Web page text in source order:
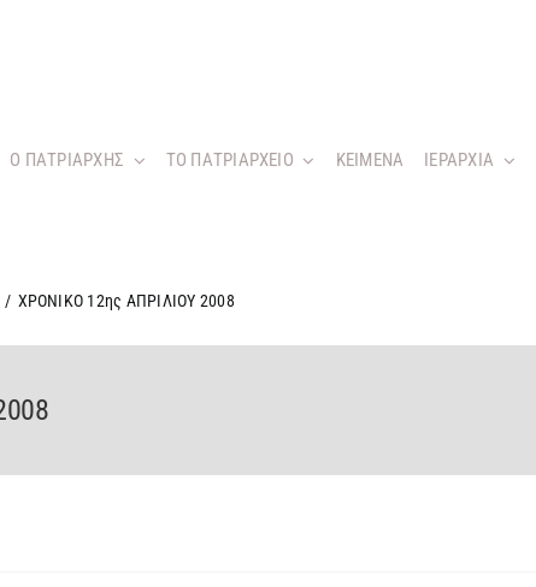
O ΠΑΤΡΙΑΡΧΗΣ ΤΟ ΠΑΤΡΙΑΡΧΕΙΟ KEIMENA ΙΕΡΑΡΧΙΑ
/ ΧΡΟΝΙΚΟ 12ης ΑΠΡΙΛΙΟΥ 2008